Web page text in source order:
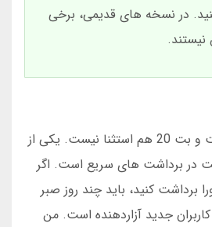
در نسخه های قدیمی، برخی
هیچ سایتی کامل نیست و بت 20 هم استثنا نیست. یکی از
در برداشت های سریع است. اگر
برداشت کنید، باید چند روز صبر
جدید آزاردهنده است. من